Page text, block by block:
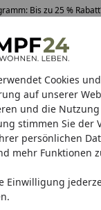
Cookies
auf unserer
und die
stimmen Sie der
persönlichen
mehr Funktionen
Einwilligung
Bis zu 25 %
25.957
Highlights
Dein